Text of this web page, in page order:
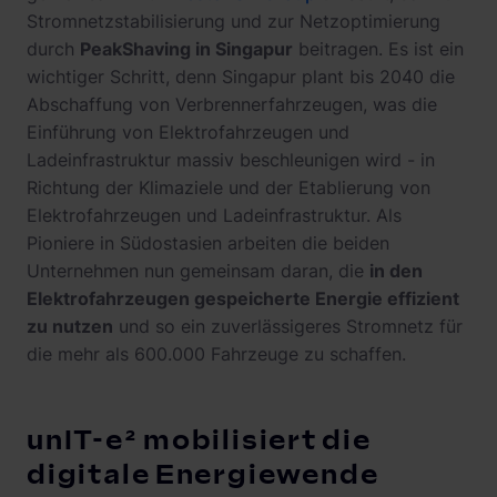
Stromnetzstabilisierung und zur Netzoptimierung
durch PeakShaving in Singapur beitragen. Es ist ein
wichtiger Schritt, denn Singapur plant bis 2040 die
Abschaffung von Verbrennerfahrzeugen, was die
Einführung von Elektrofahrzeugen und
Ladeinfrastruktur massiv beschleunigen wird - in
Richtung der Klimaziele und der Etablierung von
Elektrofahrzeugen und Ladeinfrastruktur. Als
Pioniere in Südostasien arbeiten die beiden
Unternehmen nun gemeinsam daran, die in den
Elektrofahrzeugen gespeicherte Energie effizient
zu nutzen und so ein zuverlässigeres Stromnetz für
die mehr als 600.000 Fahrzeuge zu schaffen.
unIT-e² mobilisiert die
digitale Energiewende